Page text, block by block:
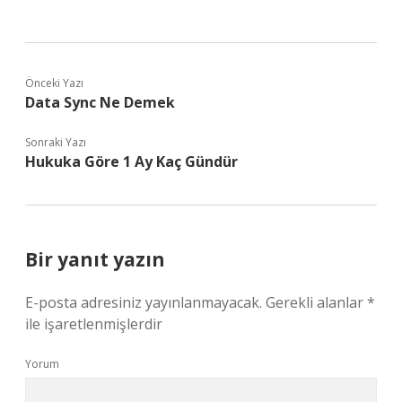
Önceki Yazı
Data Sync Ne Demek
Sonraki Yazı
Hukuka Göre 1 Ay Kaç Gündür
Bir yanıt yazın
E-posta adresiniz yayınlanmayacak. Gerekli alanlar*
ile işaretlenmişlerdir
Yorum